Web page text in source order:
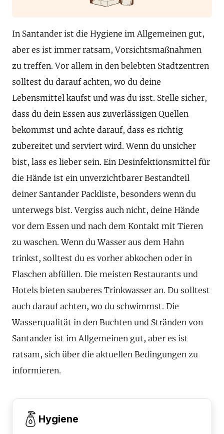
In Santander ist die Hygiene im Allgemeinen gut,
aber es ist immer ratsam, Vorsichtsmaßnahmen
zu treffen. Vor allem in den belebten Stadtzentren
solltest du darauf achten, wo du deine
Lebensmittel kaufst und was du isst. Stelle sicher,
dass du dein Essen aus zuverlässigen Quellen
bekommst und achte darauf, dass es richtig
zubereitet und serviert wird. Wenn du unsicher
bist, lass es lieber sein. Ein Desinfektionsmittel für
die Hände ist ein unverzichtbarer Bestandteil
deiner Santander Packliste, besonders wenn du
unterwegs bist. Vergiss auch nicht, deine Hände
vor dem Essen und nach dem Kontakt mit Tieren
zu waschen. Wenn du Wasser aus dem Hahn
trinkst, solltest du es vorher abkochen oder in
Flaschen abfüllen. Die meisten Restaurants und
Hotels bieten sauberes Trinkwasser an. Du solltest
auch darauf achten, wo du schwimmst. Die
Wasserqualität in den Buchten und Stränden von
Santander ist im Allgemeinen gut, aber es ist
ratsam, sich über die aktuellen Bedingungen zu
informieren.
Hygiene